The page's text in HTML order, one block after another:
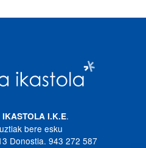
I.K.E.
bere esku
Donostia. 943 272 587